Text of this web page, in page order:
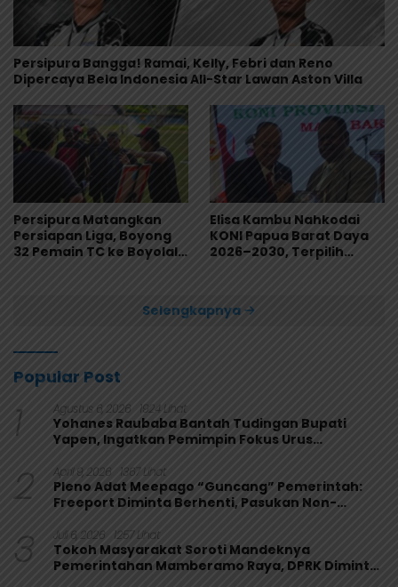
Persipura Bangga! Ramai, Kelly, Febri dan Reno
Dipercaya Bela Indonesia All-Star Lawan Aston Villa
Persipura Matangkan
Persiapan Liga, Boyong
32 Pemain TC ke Boyolali
Elisa Kambu Nahkodai
KONI Papua Barat Daya
2026–2030, Terpilih
Selengkapnya
Popular Post
1 Agustus 6, 2026 1924 Lihat
Yohanes Raubaba Bantah Tudingan Bupati
Yapen, Ingatkan Pemimpin Fokus Urus
2 April 9, 2026 1367 Lihat
Pleno Adat Meepago “Guncang” Pemerintah:
Freeport Diminta Berhenti, Pasukan Non-
3 Juli 6, 2026 1257 Lihat
Tokoh Masyarakat Soroti Mandeknya
Pemerintahan Mamberamo Raya, DPRK Diminta